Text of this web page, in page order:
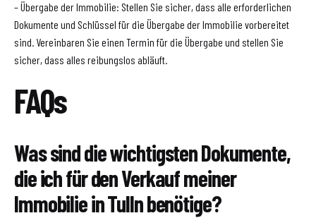
– Übergabe der Immobilie: Stellen Sie sicher, dass alle erforderlichen
Dokumente und Schlüssel für die Übergabe der Immobilie vorbereitet
sind. Vereinbaren Sie einen Termin für die Übergabe und stellen Sie
sicher, dass alles reibungslos abläuft.
FAQs
Was sind die wichtigsten Dokumente,
die ich für den Verkauf meiner
Immobilie in Tulln benötige?